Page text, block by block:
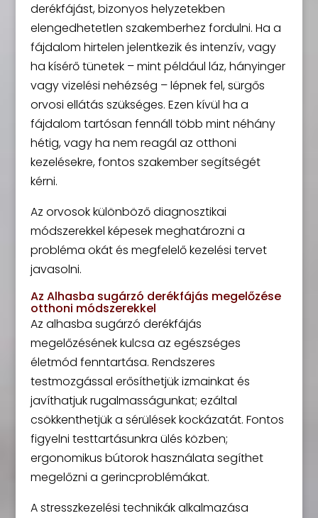
derékfájást, bizonyos helyzetekben
elengedhetetlen szakemberhez fordulni. Ha a
fájdalom hirtelen jelentkezik és intenzív, vagy
ha kísérő tünetek – mint például láz, hányinger
vagy vizelési nehézség – lépnek fel, sürgős
orvosi ellátás szükséges. Ezen kívül ha a
fájdalom tartósan fennáll több mint néhány
hétig, vagy ha nem reagál az otthoni
kezelésekre, fontos szakember segítségét
kérni.
Az orvosok különböző diagnosztikai
módszerekkel képesek meghatározni a
probléma okát és megfelelő kezelési tervet
javasolni.
Az Alhasba sugárzó derékfájás megelőzése
otthoni módszerekkel
Az alhasba sugárzó derékfájás
megelőzésének kulcsa az egészséges
életmód fenntartása. Rendszeres
testmozgással erősíthetjük izmainkat és
javíthatjuk rugalmasságunkat; ezáltal
csökkenthetjük a sérülések kockázatát. Fontos
figyelni testtartásunkra ülés közben;
ergonomikus bútorok használata segíthet
megelőzni a gerincproblémákat.
A stresszkezelési technikák alkalmazása